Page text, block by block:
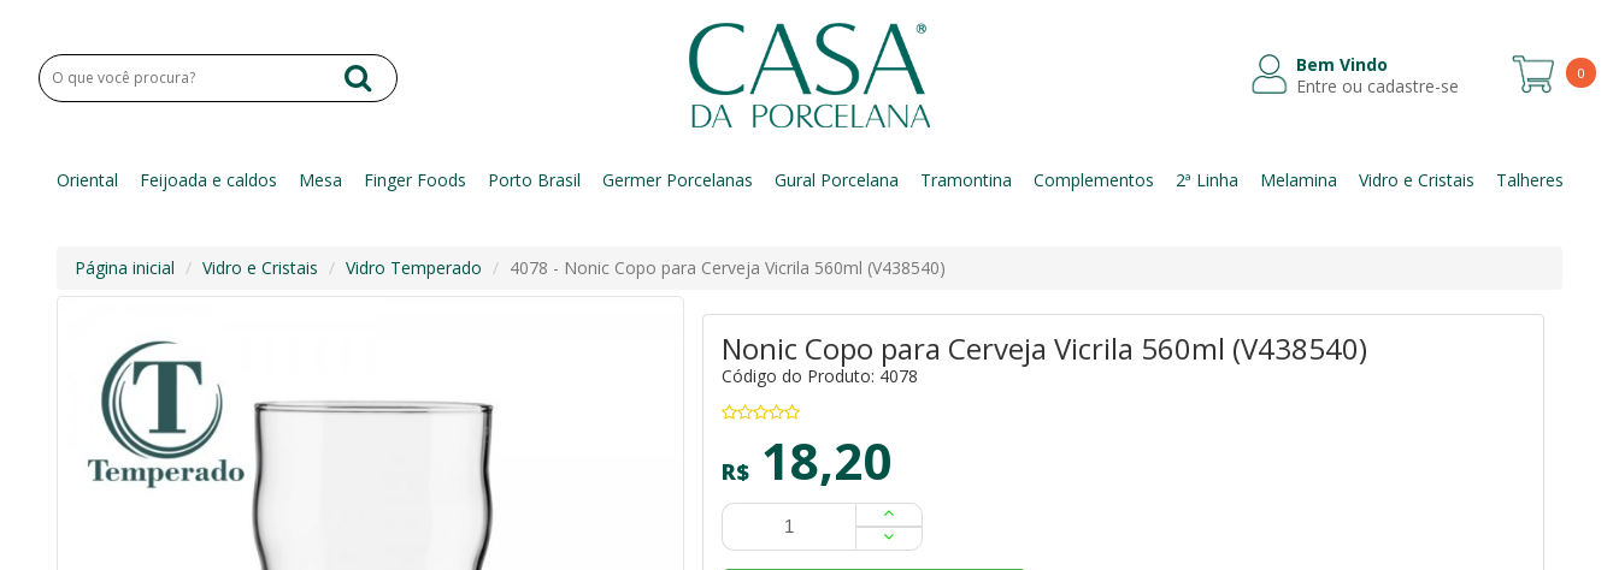
0
Bem Vindo
Entre ou cadastre-se
Oriental Feijoada e caldos Mesa Finger Foods Porto Brasil Germer Porcelanas Gural Porcelana Tramontina Complementos 2ª Linha Melamina Vidro e Cristais Talheres
Página inicial Vidro e Cristais Vidro Temperado 4078 - Nonic Copo para Cerveja Vicrila 560ml (V438540)
Nonic Copo para Cerveja Vicrila 560ml (V438540)
Código do Produto: 4078
R$ 18,20